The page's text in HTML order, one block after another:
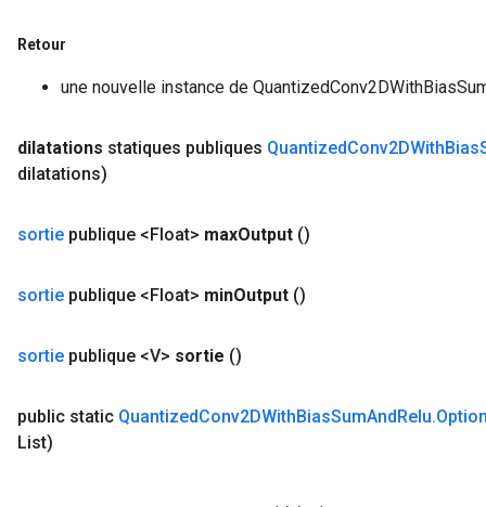
Retour
une nouvelle instance de
dilatations statiques publiques QuantizedConv2DWithBias
dilatations)
sortie publique <Float> maxOutput ()
sortie publique <Float> minOutput ()
sortie publique <V> sortie ()
public static QuantizedConv2DWithBiasSumAndRelu.
List)